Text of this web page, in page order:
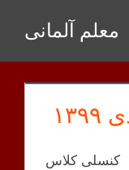
Inhalt
springen
معلم آلمانی
کنسلی کلاس